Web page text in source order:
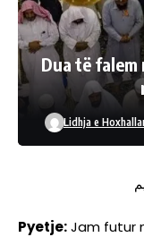
Dua të falem
Lidhja e
Pyetje:Jam futur